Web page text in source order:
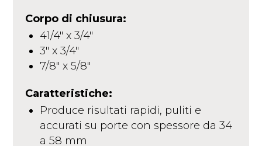
Corpo di chiusura:
41/4″ x 3/4″
3″ x 3/4″
7/8″ x 5/8″
Caratteristiche:
Produce risultati rapidi, puliti e
accurati su porte con spessore da 34
a 58 mm